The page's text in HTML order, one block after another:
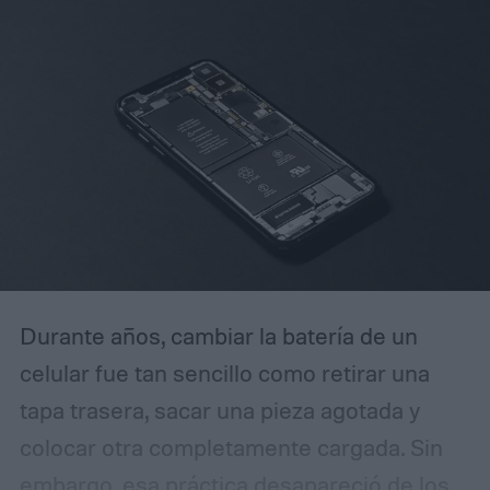
Durante años, cambiar la batería de un
celular fue tan sencillo como retirar una
tapa trasera, sacar una pieza agotada y
colocar otra completamente cargada. Sin